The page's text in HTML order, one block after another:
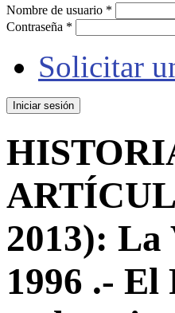
Nombre de usuario *
Contraseña *
Solicitar
2013): La
1996 .-